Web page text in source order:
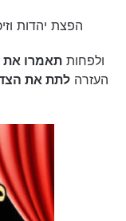
הפצת יהדות
ולפחותתאמרו
העזרהלתת את